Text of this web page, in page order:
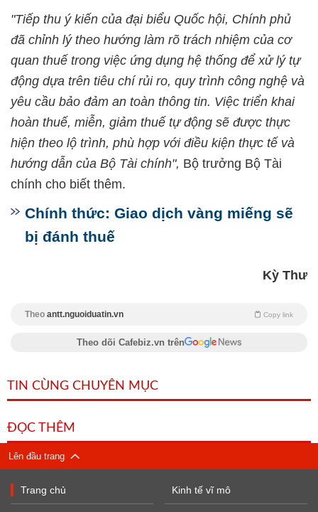
"Tiếp thu ý kiến của đại biểu Quốc hội, Chính phủ
đã chỉnh lý theo hướng làm rõ trách nhiệm của cơ
quan thuế trong việc ứng dụng hệ thống để xử lý tự
động dựa trên tiêu chí rủi ro, quy trình công nghệ và
yêu cầu bảo đảm an toàn thông tin. Việc triển khai
hoàn thuế, miễn, giảm thuế tự động sẽ được thực
hiện theo lộ trình, phù hợp với điều kiện thực tế và
hướng dẫn của Bộ Tài chính", Bộ trưởng Bộ Tài
chính cho biết thêm.
Chính thức: Giao dịch vàng miếng sẽ
bị đánh thuế
Kỳ Thư
Theo antt.nguoiduatin.vn Copy link
Theo dõi Cafebiz.vn trên
TIN CÙNG CHUYÊN MỤC
ĐỌC THÊM
Lên đầu trang
Trang chủ Kinh tế vĩ mô